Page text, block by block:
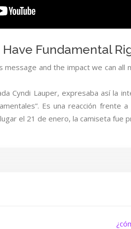
Fundamental
message and the impact we can
Cyndi Lauper, expresaba así la
Es una reacción frente
el 21 de enero, la camiseta fue